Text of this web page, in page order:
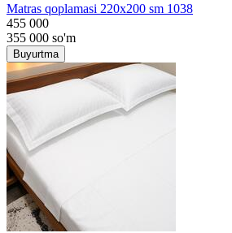
Matras qoplamasi 220x200 sm 1038
455 000
355 000 so'm
Buyurtma